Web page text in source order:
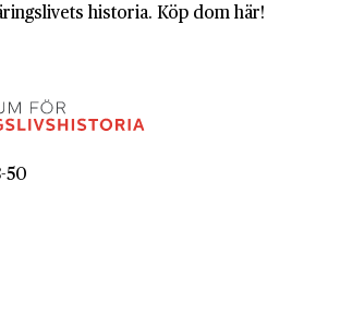
historia. Köp dom här!
50